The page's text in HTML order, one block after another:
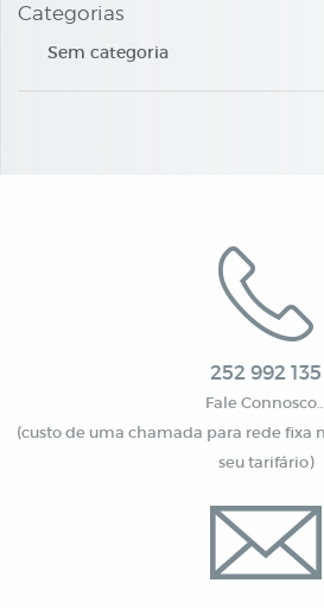
Categorias
Sem categoria
252 992 135
Fale Connosco…
(custo de uma chamada para rede fixa
seu tarifário)